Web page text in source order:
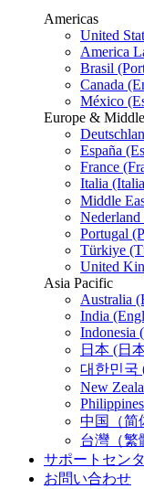
Americas
United
America
Brasil
Canada
México
Europe &
España
France
Italia
Nederland
Portugal
Türkiye
United
Asia Pacific
Australia
India
Indonesia
日本 (日
대한민국
New
中国（简
台灣（繁
サポートセン
お問い合わせ